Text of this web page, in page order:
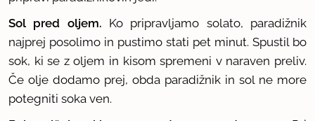
Sol pred oljem. Ko pripravljamo solato, paradižnik
najprej posolimo in pustimo stati pet minut. Spustil bo
sok, ki se z oljem in kisom spremeni v naraven preliv.
Če olje dodamo prej, obda paradižnik in sol ne more
potegniti soka ven.